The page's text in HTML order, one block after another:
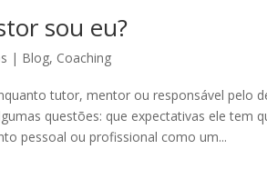
sou eu?
| Blog, Coaching
tutor, mentor ou responsável pelo
questões: que expectativas ele tem
pessoal ou profissional como um...